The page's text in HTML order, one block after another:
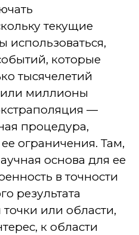
текущие
которые
тысячелетий
или миллионы
—
процедура,
ограничения. Там,
основа для ее
в точности
результата
точки или области,
к области